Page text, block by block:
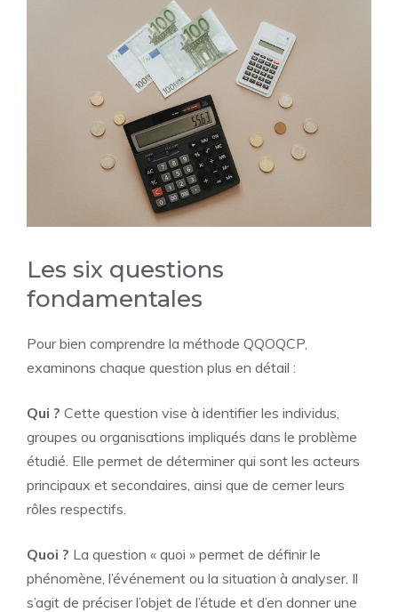
Les six questions
fondamentales
Pour bien comprendre la méthode QQOQCP,
examinons chaque question plus en détail :
Qui ? Cette question vise à identifier les individus,
groupes ou organisations impliqués dans le problème
étudié. Elle permet de déterminer qui sont les acteurs
principaux et secondaires, ainsi que de cerner leurs
rôles respectifs.
Quoi ? La question « quoi » permet de définir le
phénomène, l’événement ou la situation à analyser. Il
s’agit de préciser l’objet de l’étude et d’en donner une